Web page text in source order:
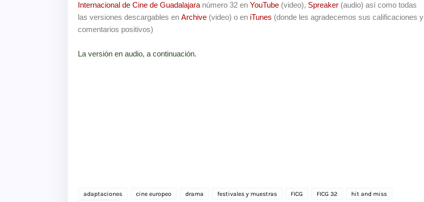
Internacional de Cine de Guadalajara número 32 en YouTube (video), Spreaker (audio) así como todas
las versiones descargables en Archive (video) o en iTunes (donde les agradecemos sus calificaciones y
comentarios positivos)
La versión en audio, a continuación.
adaptaciones cine europeo drama festivales y muestras FICG FICG 32
hit and miss